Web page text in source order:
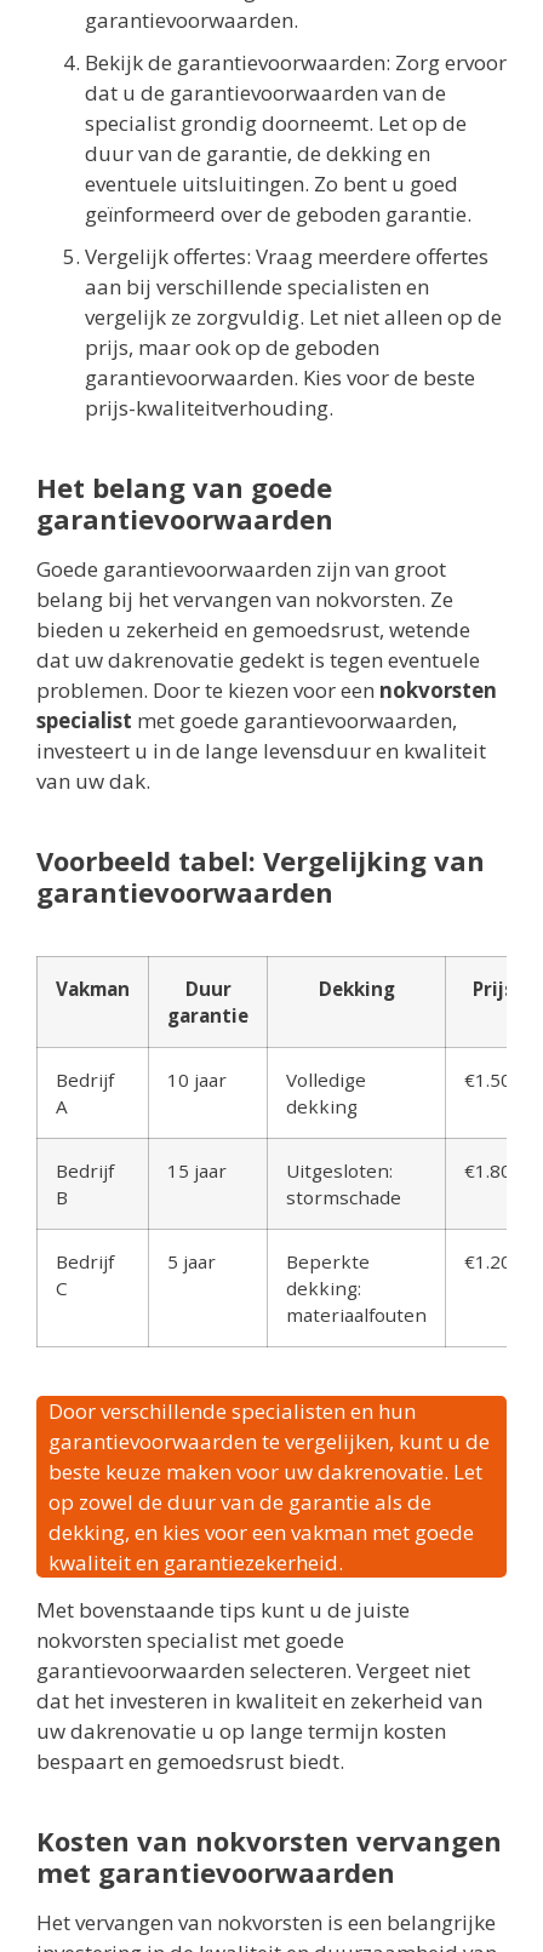
garantievoorwaarden.
Bekijk de garantievoorwaarden: Zorg ervoor
dat u de garantievoorwaarden van de
specialist grondig doorneemt. Let op de
duur van de garantie, de dekking en
eventuele uitsluitingen. Zo bent u goed
geïnformeerd over de geboden garantie.
Vergelijk offertes: Vraag meerdere offertes
aan bij verschillende specialisten en
vergelijk ze zorgvuldig. Let niet alleen op de
prijs, maar ook op de geboden
garantievoorwaarden. Kies voor de beste
prijs-kwaliteitverhouding.
Het belang van goede
garantievoorwaarden
Goede garantievoorwaarden zijn van groot
belang bij het vervangen van nokvorsten. Ze
bieden u zekerheid en gemoedsrust, wetende
dat uw dakrenovatie gedekt is tegen eventuele
problemen. Door te kiezen voor een nokvorsten
specialist met goede garantievoorwaarden,
investeert u in de lange levensduur en kwaliteit
van uw dak.
Voorbeeld tabel: Vergelijking van
garantievoorwaarden
Vakman
Duur
garantie
Dekking Prijs
Bedrijf
A
10 jaar
Volledige
dekking
€1.500
Bedrijf
B
15 jaar
Uitgesloten:
stormschade
€1.800
Bedrijf
C
5 jaar
Beperkte
dekking:
materiaalfouten
€1.200
Door verschillende specialisten en hun
garantievoorwaarden te vergelijken, kunt u de
beste keuze maken voor uw dakrenovatie. Let
op zowel de duur van de garantie als de
dekking, en kies voor een vakman met goede
kwaliteit en garantiezekerheid.
Met bovenstaande tips kunt u de juiste
nokvorsten specialist met goede
garantievoorwaarden selecteren. Vergeet niet
dat het investeren in kwaliteit en zekerheid van
uw dakrenovatie u op lange termijn kosten
bespaart en gemoedsrust biedt.
Kosten van nokvorsten vervangen
met garantievoorwaarden
Het vervangen van nokvorsten is een belangrijke